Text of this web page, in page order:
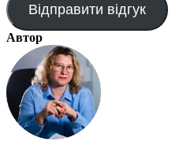
Відправити відгук
Автор